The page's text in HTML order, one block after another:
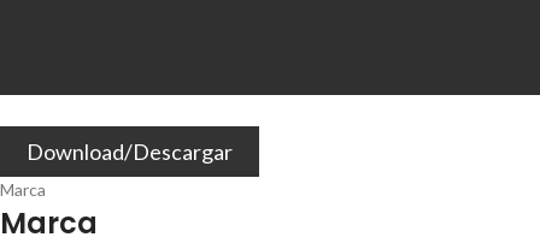
Download/Descargar
Marca
Marca